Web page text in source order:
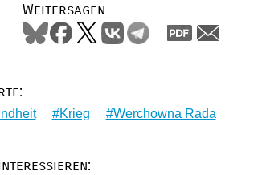
Weitersagen
Krieg Werchowna Rada